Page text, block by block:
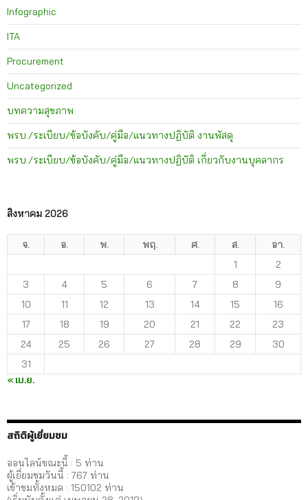
Infographic
ITA
Procurement
Uncategorized
บทความสุขภาพ
พรบ./ระเบียบ/ข้อบังคับ/คู่มือ/แนวทางปฏิบัติ งานพัสดุ
พรบ./ระเบียบ/ข้อบังคับ/คู่มือ/แนวทางปฏิบัติ เกี่ยวกับงานบุคลากร
สิงหาคม 2026
จ. อ. พ. พฤ. ศ. ส.
อา.
1
2
3
4 5 6 7 8
9
10
11 12 13 14 15
16
17
18 19 20 21 22
23
24
25 26 27 28 29
30
31
« เม.ย.
สถิติผู้เยี่ยมชม
ออนไลน์ขณะนี้ : 5 ท่าน
ผู้เยี่ยมชมวันนี้ : 767 ท่าน
เข้าชมทั้งหมด : 150102 ท่าน